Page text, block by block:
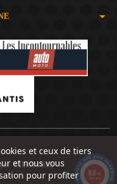
arrow_drop_down
et ceux de tiers
et nous vous
pour profiter
par SERIOUSWEB
9.2/10
1492 avis